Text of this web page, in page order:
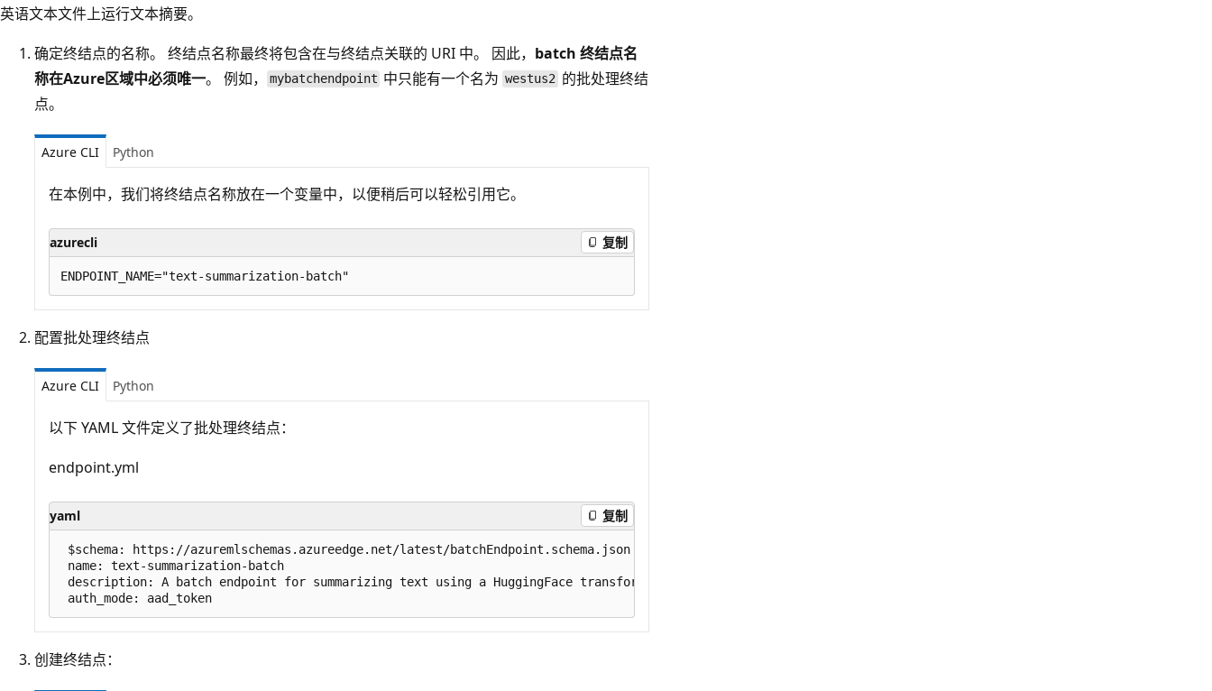
英语文本文件上运行文本摘要。
确定终结点的名称。 终结点名称最终将包含在与终结点关联的 URI 中。 因此， batch 终结点名
称在Azure区域中必须唯一。 例如， mybatchendpoint 中只能有一个名为 westus2 的批处理终结
点。
Azure CLI Python
在本例中，我们将终结点名称放在一个变量中，以便稍后可以轻松引用它。
azurecli 复制
配置批处理终结点
Azure CLI Python
以下 YAML 文件定义了批处理终结点：
endpoint.yml
yaml 复制
$schema: https://azuremlschemas.azureedge.net/latest/batchEndpoint.schema.json
name: text-summarization-batch
description: A batch endpoint for summarizing text using a HuggingFace transformer model.
创建终结点：